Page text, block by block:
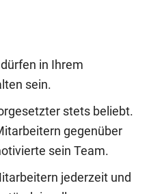
in Ihrem
sein.
stets beliebt.
gegenüber
sein Team.
jederzeit und